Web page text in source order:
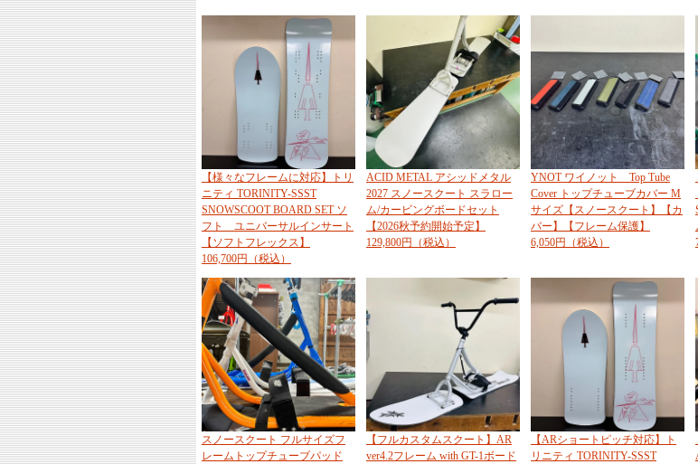
【様々なフレームに対応】トリ
ニティ TORINITY-SSST
SNOWSCOOT BOARD SET ソ
フト ユニバーサルインサート
【ソフトフレックス】
106,700円（税込）
ACID METAL アシッドメタル
2027 スノースクート スラロー
ム/カービングボードセット
【2026秋予約開始予定】
129,800円（税込）
YNOT ワイノット Top Tube
Cover トップチューブカバー M
サイズ【スノースクート】【カ
バー】【フレーム保護】
6,050円（税込）
スノースクート フルサイズフ
レームトップチューブパッド
【フルカスタムスクート】AR
ver4.2フレーム with GT-1ボード
【ARショートピッチ対応】ト
リニティ TORINITY-SSST